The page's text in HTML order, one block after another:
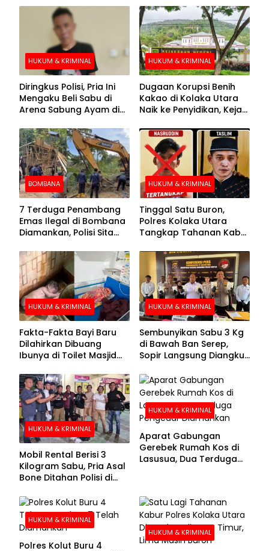
HUKUM & KRIMINAL
Diringkus Polisi, Pria Ini
Mengaku Beli Sabu di
Arena Sabung Ayam di
HUKUM & KRIMINAL
Dugaan Korupsi Benih
Kakao di Kolaka Utara
Naik ke Penyidikan, Kejari
BOMBANA
7 Terduga Penambang
Emas Ilegal di Bombana
Diamankan, Polisi Sita
Crusher
HUKUM & KRIMINAL
Tinggal Satu Buron,
Polres Kolaka Utara
Tangkap Tahanan Kabur
Pengejaran
HUKUM & KRIMINAL
Fakta-Fakta Bayi Baru
Dilahirkan Dibuang
Ibunya di Toilet Masjid
HUKUM & KRIMINAL
Sembunyikan Sabu 3 Kg
di Bawah Ban Serep,
Sopir Langsung Diangkut
HUKUM & KRIMINAL
Mobil Rental Berisi 3
Kilogram Sabu, Pria Asal
Bone Ditahan Polisi di
HUKUM & KRIMINAL
Aparat Gabungan
Gerebek Rumah Kos di
Lasusua, Dua Terduga
HUKUM & KRIMINAL
Polres Kolut Buru 4
HUKUM & KRIMINAL